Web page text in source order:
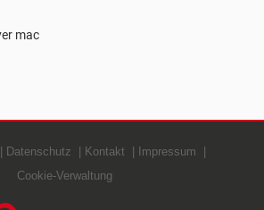
mac
Datenschutz Kontakt
Impressum
Cookie-Verwaltung